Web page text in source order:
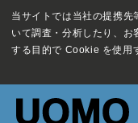
当サイトでは当社の提携先
いて調査・分析したり、
する目的で Cookie を使用